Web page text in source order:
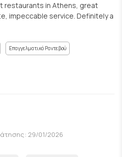
restaurants in Athens, great
impeccable service. Definitely a
Επαγγελματικό Ραντεβού
29/01/2026